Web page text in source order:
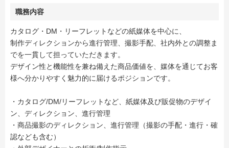
職務内容
カタログ・DM・リーフレットなどの紙媒体を中心に、
制作ディレクションから進行管理、撮影手配、社内外との調整ま
でを一貫して担っていただきます。
デザイン性と機能性を兼ね備えた商品価値を、媒体を通じてお客
様へ分かりやすく魅力的に届けるポジションです。
・カタログ/DM/リーフレットなど、紙媒体及び販促物のデザイ
ン、ディレクション、進行管理
・商品撮影のディレクション、進行管理（撮影の⼿配・進⾏・確
認なども含む）